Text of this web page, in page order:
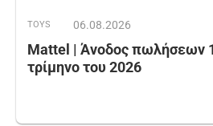
TOYS 06.08.2026
Mattel | Άνοδος πωλήσεων
τρίμηνο του 2026